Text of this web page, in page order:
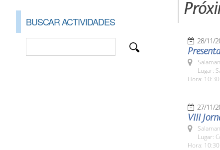
BUSCAR ACTIVIDADES
28/11/
Lugar:
Hora:
27/11/
VIII
Lugar:
Hora: